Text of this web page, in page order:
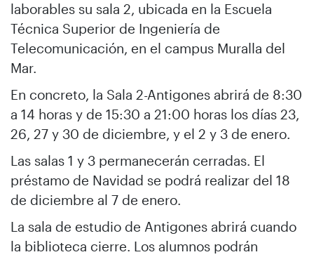
laborables su sala 2, ubicada en la Escuela
Técnica Superior de Ingeniería de
Telecomunicación, en el campus Muralla del
Mar.
En concreto, la Sala 2-Antigones abrirá de 8:30
a 14 horas y de 15:30 a 21:00 horas los días 23,
26, 27 y 30 de diciembre, y el 2 y 3 de enero.
Las salas 1 y 3 permanecerán cerradas. El
préstamo de Navidad se podrá realizar del 18
de diciembre al 7 de enero.
La sala de estudio de Antigones abrirá cuando
la biblioteca cierre. Los alumnos podrán